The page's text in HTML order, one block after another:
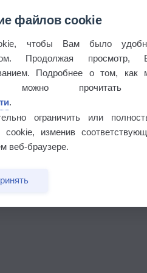
файлов cookie
чтобы Вам было
Продолжая просмотр,
Подробнее о том, как
можно прочитать
.
ограничить или
cookie, изменив
веб-браузере.